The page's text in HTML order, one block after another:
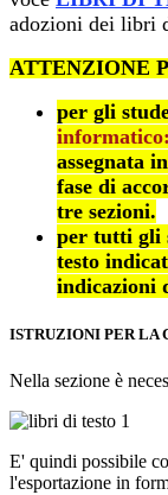
adozioni dei libri
ATTENZIONE
per gli
informatico:
assegnata
fase di
tre sezioni.
per tutti gli
testo
indicazioni
ISTRUZIONI PER LA
Nella sezione è
E' quindi possibile
l'esportazione in